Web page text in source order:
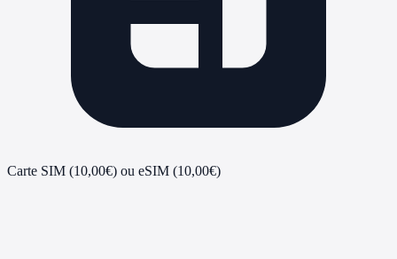
Carte SIM (10,00€) ou eSIM (10,00€)